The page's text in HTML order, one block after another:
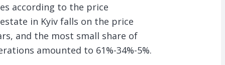
according to the price
in Kyiv falls on the price
and the most small share of
amounted to 61%-34%-5%.